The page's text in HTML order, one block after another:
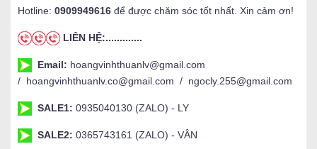
Hotline: 0909949616 để được chăm sóc tốt nhất. Xin cảm ơn!
LIÊN HỆ:.............
Email: hoangvinhthuanlv@gmail.com
/ hoangvinhthuanlv.co@gmail.com / ngocly.255@gmail.com
SALE1: 0935040130 (ZALO) - LY
SALE2: 0365743161 (ZALO) - VÂN